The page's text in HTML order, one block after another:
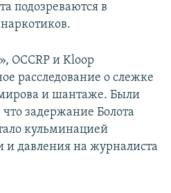
подозреваются в
OCCRP и Kloop
расследование о слежке
и шантаже. Были
задержание Болота
кульминацией
давления на журналиста